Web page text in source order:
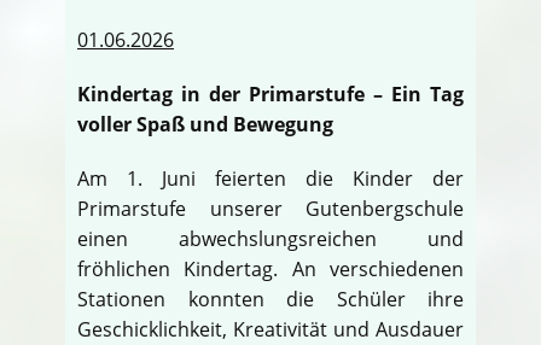
01.06.2026
Kindertag in der Primarstufe – Ein Tag
voller Spaß und Bewegung
Am 1. Juni feierten die Kinder der
Primarstufe unserer Gutenbergschule
einen abwechslungsreichen und
fröhlichen Kindertag. An verschiedenen
Stationen konnten die Schüler ihre
Geschicklichkeit, Kreativität und Ausdauer